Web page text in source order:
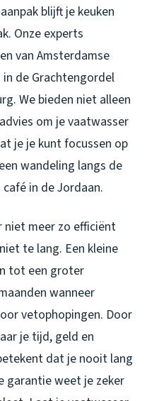
blijft je keuken
Onze experts
van Amsterdamse
de Grachtengordel
We bieden niet alleen
om je vaatwasser
je je kunt focussen op
wandeling langs de
in de Jordaan.
niet meer zo efficiënt
te lang. Een kleine
tot een groter
wanneer
vetophopingen. Door
je tijd, geld en
dat je nooit lang
garantie weet je zeker